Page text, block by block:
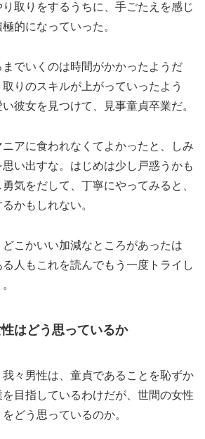
取りをするうちに、手ごたえを感じ
的になっていった。
でいくのは時間がかかったようだ
りのスキルが上がっていったよう
彼女を見つけて、見事童貞卒業だ。
アに食われなくてよかったと、しみ
い出すな。はじめは少し戸惑うかも
気をだして、丁寧にやってみると、
かもしれない。
こかいい加減なところがあったは
人もこれを読んでもう一度トライし
はどう思っているか
々男性は、童貞であることを恥ずか
目指しているわけだが、世間の女性
どう思っているのか。